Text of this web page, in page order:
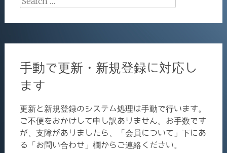
手動で更新・新規登録に対応し
ます
更新と新規登録のシステム処理は手動で行います。
ご不便をおかけして申し訳ありません。お手数です
が、支障がありましたら、「会員について」下にあ
る「お問い合わせ」欄からご連絡ください。